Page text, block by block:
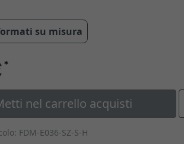
su misura
*
nel carrello acquisti
FDM-E036-SZ-S-H